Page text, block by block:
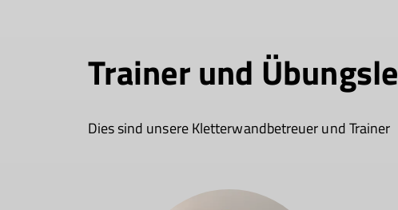
Trainer und
Dies sind unsere Kletterwandbetreuer und Trainer